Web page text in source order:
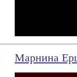
Марнина